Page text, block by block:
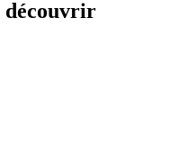
découvrir